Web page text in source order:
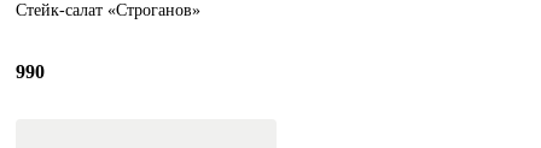
Стейк-салат «Строганов»
990